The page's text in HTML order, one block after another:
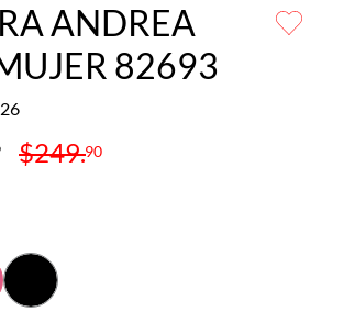
ANDREA
82693
$249.90